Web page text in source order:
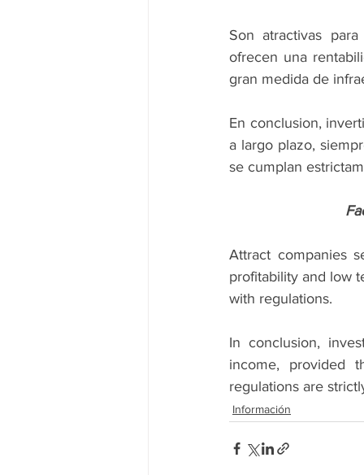
Son atractivas
ofrecen una
gran medida de
En conclusion,
a largo plazo,
se cumplan
Attract companies
profitability and low
with regulations.
In conclusion,
income, provided
regulations are
Información